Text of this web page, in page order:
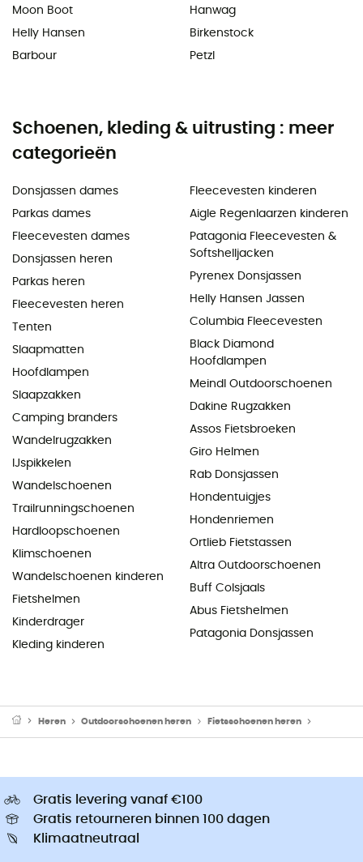
Moon Boot
Helly Hansen
Barbour
Hanwag
Birkenstock
Petzl
Schoenen, kleding & uitrusting : meer
categorieën
Donsjassen dames
Parkas dames
Fleecevesten dames
Donsjassen heren
Parkas heren
Fleecevesten heren
Tenten
Slaapmatten
Hoofdlampen
Slaapzakken
Camping branders
Wandelrugzakken
IJspikkelen
Wandelschoenen
Trailrunningschoenen
Hardloopschoenen
Klimschoenen
Wandelschoenen kinderen
Fietshelmen
Kinderdrager
Kleding kinderen
Fleecevesten kinderen
Aigle Regenlaarzen kinderen
Patagonia Fleecevesten &
Softshelljacken
Pyrenex Donsjassen
Helly Hansen Jassen
Columbia Fleecevesten
Black Diamond
Hoofdlampen
Meindl Outdoorschoenen
Dakine Rugzakken
Assos Fietsbroeken
Giro Helmen
Rab Donsjassen
Hondentuigjes
Hondenriemen
Ortlieb Fietstassen
Altra Outdoorschoenen
Buff Colsjaals
Abus Fietshelmen
Patagonia Donsjassen
Heren Outdoorschoenen heren Fietsschoenen heren
Gratis levering vanaf €100
Gratis retourneren binnen 100 dagen
Klimaatneutraal